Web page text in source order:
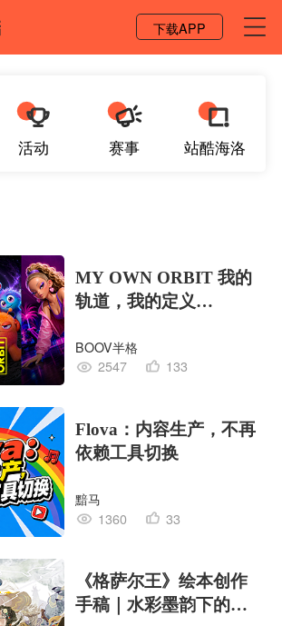
下载APP
活动 赛事 站酷海洛
MY OWN ORBIT 我的
轨道，我的定义
对
BOOV半格
2547
133
Flova：内容生产，不再
依赖工具切换
黯马
1360
33
《格萨尔王》绘本创作
手稿｜水彩墨韵下的史